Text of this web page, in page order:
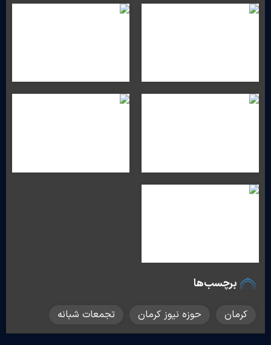
برچسب‌ها
کرمان حوزه نیوز کرمان تجمعات شبانه